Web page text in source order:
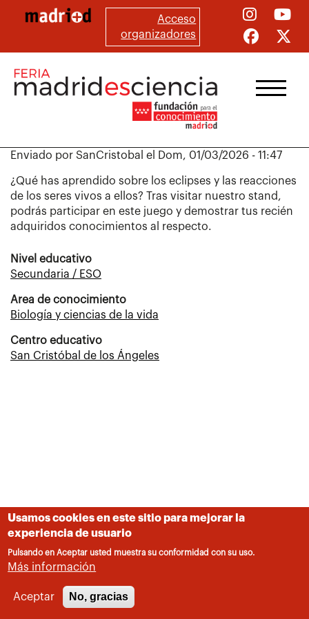
principal
Acceso
organizadores
Enviado por SanCristobal el Dom, 01/03/2026 - 11:47
¿Qué has aprendido sobre los eclipses y las reacciones
de los seres vivos a ellos? Tras visitar nuestro stand,
podrás participar en este juego y demostrar tus recién
adquiridos conocimientos al respecto.
Nivel educativo
Secundaria / ESO
Area de conocimiento
Biología y ciencias de la vida
Centro educativo
San Cristóbal de los Ángeles
Usamos cookies en este sitio para mejorar la
experiencia de usuario
Pulsando en Aceptar usted muestra su conformidad con su uso.
Más información
Aceptar No, gracias